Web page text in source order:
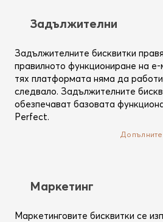
Вход
Ако вече имаш профил,
Имейл
Задължителни
Задължителните бисквитки
правилното функциониране на е-
тях платформата няма да
следвало. Задължителните
обезпечават базовата
Perfect.
Mаркетинг
Маркетинговите бисквитки се